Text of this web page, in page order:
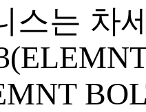
스는 차